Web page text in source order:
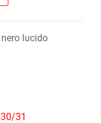
lucido
31